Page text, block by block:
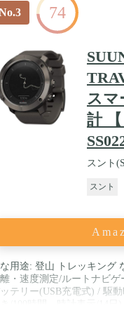
74
スマ
計
スント
スント
用途: 登山 トレッキング
・速度測定/ルートナビ
テリー(USB充電式) / 駆
2年 / 言語表示:日本語 英